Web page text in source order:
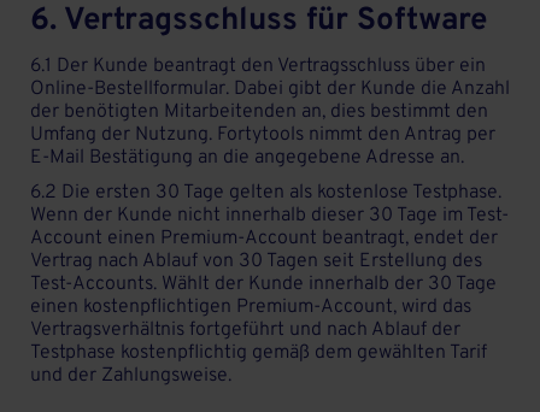
6. Vertragsschluss für Software
6.1 Der Kunde beantragt den Vertragsschluss über ein
Online-Bestellformular. Dabei gibt der Kunde die Anzahl
der benötigten Mitarbeitenden an, dies bestimmt den
Umfang der Nutzung. Fortytools nimmt den Antrag per
E-Mail Bestätigung an die angegebene Adresse an.
6.2 Die ersten 30 Tage gelten als kostenlose Testphase.
Wenn der Kunde nicht innerhalb dieser 30 Tage im Test-
Account einen Premium-Account beantragt, endet der
Vertrag nach Ablauf von 30 Tagen seit Erstellung des
Test-Accounts. Wählt der Kunde innerhalb der 30 Tage
einen kostenpflichtigen Premium-Account, wird das
Vertragsverhältnis fortgeführt und nach Ablauf der
Testphase kostenpflichtig gemäß dem gewählten Tarif
und der Zahlungsweise.